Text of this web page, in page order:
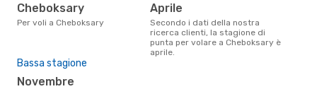
Cheboksary
Per voli a Cheboksary
aprile
Secondo i dati della nostra
ricerca clienti, la stagione di
punta per volare a Cheboksary è
aprile.
Bassa stagione
novembre